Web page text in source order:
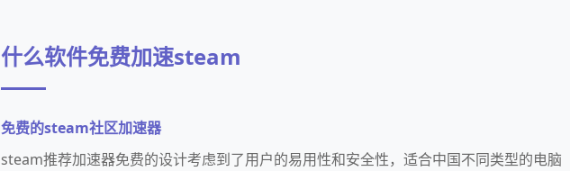
什么软件免费加速steam
免费的steam社区加速器
steam推荐加速器免费的设计考虑到了用户的易用性和安全性，适合中国不同类型的电脑